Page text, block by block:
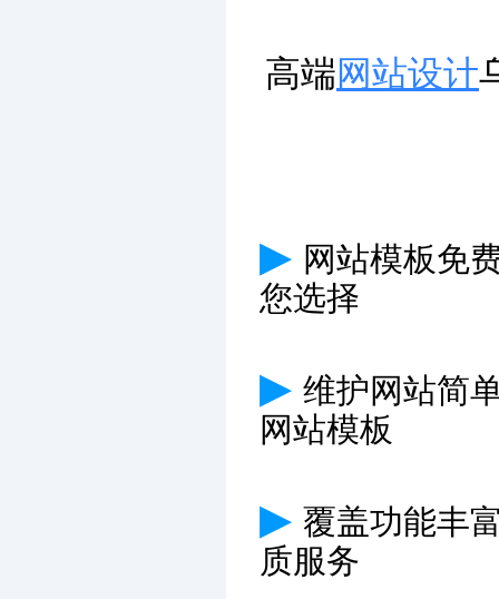
高端网站设计
▶ 网站模板免
您选择
▶ 维护网站简
网站模板
▶ 覆盖功能丰
质服务